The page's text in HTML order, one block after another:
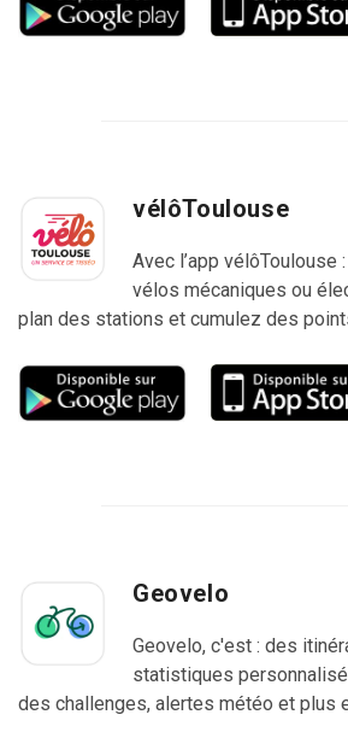
vélôToulouse
Avec l’app vélôToulouse
vélos mécaniques ou
plan des stations et cumulez des
Geovelo
Geovelo, c'est : des
statistiques
des challenges, alertes météo et plus